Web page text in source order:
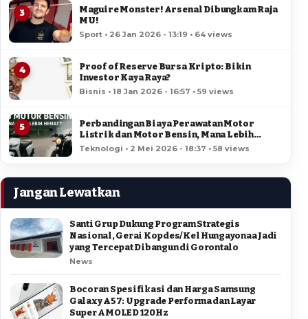
3
Maguire Monster! Arsenal Dibungkam Raja
MU!
Sport • 26 Jan 2026 - 13:19 • 64 views
4
Proof of Reserve Bursa Kripto: Bikin
Investor Kaya Raya?
Bisnis • 18 Jan 2026 - 16:57 • 59 views
5
Perbandingan Biaya Perawatan Motor
Listrik dan Motor Bensin, Mana Lebih
Hemat?
Teknologi • 2 Mei 2026 - 18:37 • 58 views
Jangan Lewatkan
Santi Grup Dukung Program Strategis
Nasional, Gerai Kopdes/Kel Hungayonaa Jadi
yang Tercepat Dibangun di Gorontalo
News
Bocoran Spesifikasi dan Harga Samsung
Galaxy A57: Upgrade Performa dan Layar
Super AMOLED 120Hz